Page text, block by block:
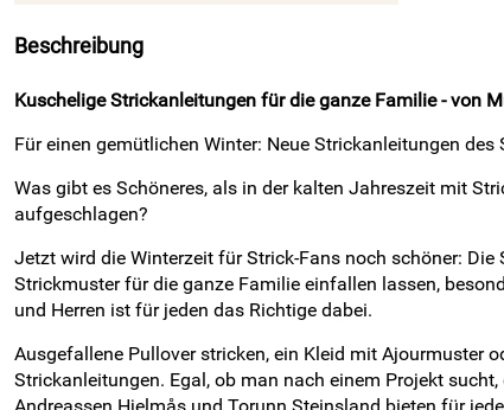
Beschreibung
Kuschelige Strickanleitungen für die ganze Familie - von
Für einen gemütlichen Winter: Neue Strickanleitungen des
Was gibt es Schöneres, als in der kalten Jahreszeit mit
aufgeschlagen?
Jetzt wird die Winterzeit für Strick-Fans noch schöner:
Strickmuster für die ganze Familie einfallen lassen,
und Herren ist für jeden das Richtige dabei.
Ausgefallene Pullover stricken, ein Kleid mit Ajourmuster
Strickanleitungen. Egal, ob man nach einem Projekt